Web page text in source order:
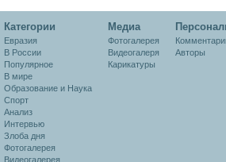
Категории
Евразия
В России
Популярное
В мире
Образование и Наука
Спорт
Анализ
Интервью
Злоба дня
Фотогалерея
Видеогалерея
Медиа
Фотогалерея
Видеогалеря
Карикатуры
Авторы